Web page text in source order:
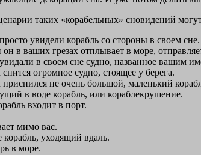
таких «корабельных» сновидений
увидели корабль со стороны в своем сне.
в ваших грезах отплывает в море,
в своем сне судно, названное вашим
огромное судно, стоящее у берега.
не очень большой, маленький
в воде корабль, или кораблекрушение.
входит в порт.
мимо вас.
уходящий вдаль.
в море.